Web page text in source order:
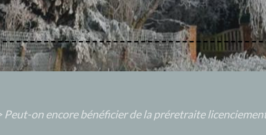
Peut-on encore bénéficier de la préretraite